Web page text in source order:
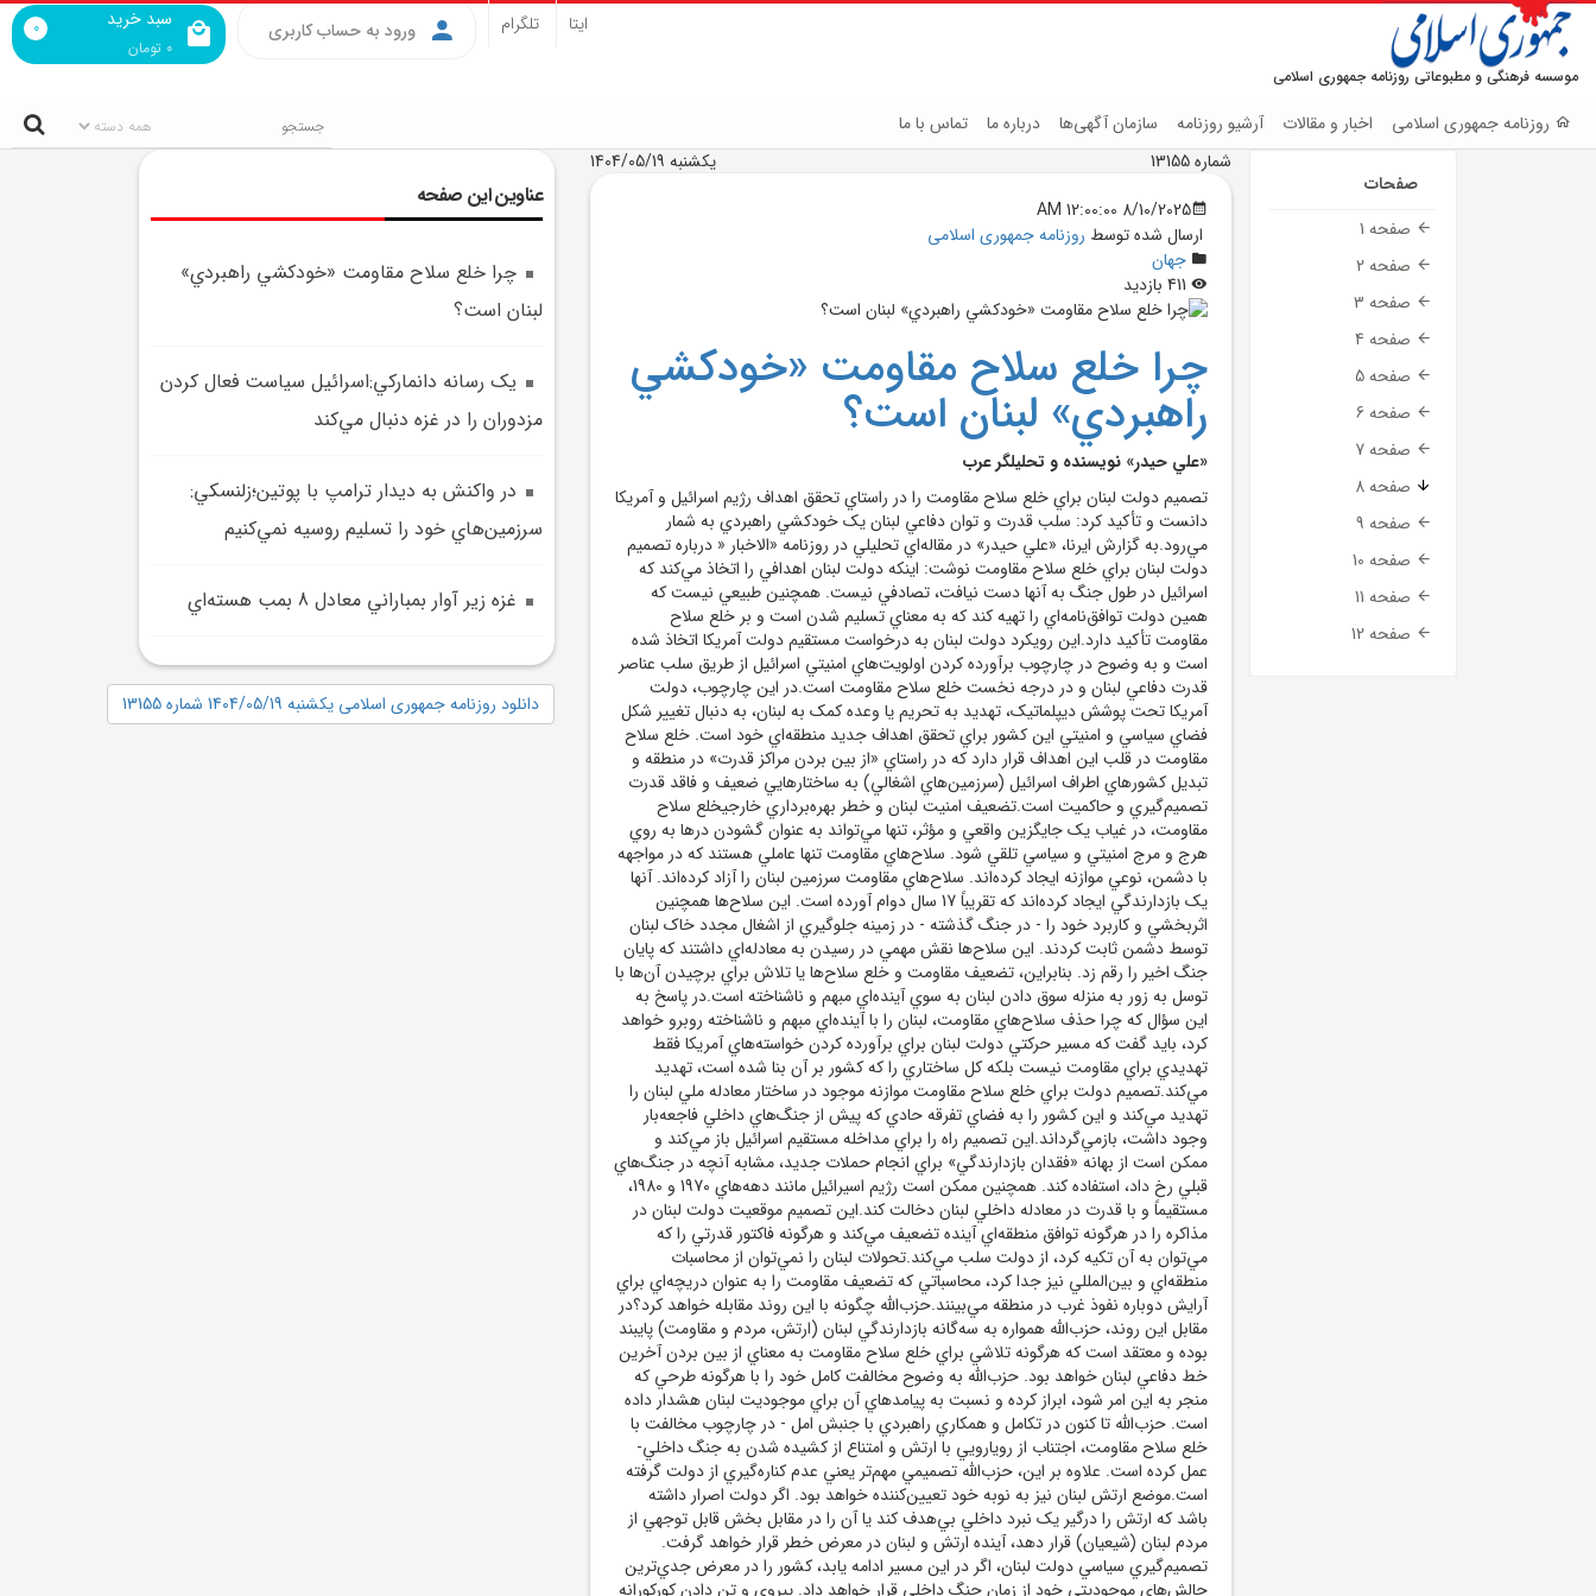
موسسه فرهنگی و مطبوعاتی روزنامه جمهوری اسلامی
سبد خرید
0 تومان
0 ورود به حساب کاربری ایتا تلگرام
روزنامه جمهوری اسلامی اخبار و مقالات آرشیو روزنامه سازمان آگهی‌ها درباره ما تماس با ما
صفحات
صفحه 1
صفحه 2
صفحه 3
صفحه 4
صفحه 5
صفحه 6
صفحه 7
صفحه 8
صفحه 9
صفحه 10
صفحه 11
صفحه 12
شماره 13155
یکشنبه 1404/05/19
8/10/2025 12:00:00 AM
ارسال شده توسط روزنامه جمهوری اسلامی
جهان
چرا خلع سلاح مقاومت «خودکشي
راهبردي» لبنان است؟
«علي حيدر» نويسنده و تحليلگر عرب
تصميم دولت لبنان براي خلع سلاح مقاومت را در راستاي تحقق اهداف رژيم اسرائيل و آمريکا
دانست و تأکيد کرد: سلب قدرت و توان دفاعي لبنان يک خودکشي راهبردي به شمار
مي‌رود.به گزارش ايرنا، «علي حيدر» در مقاله‌اي تحليلي در روزنامه «الاخبار « درباره تصميم
دولت لبنان براي خلع سلاح مقاومت نوشت: اينکه دولت لبنان اهدافي را اتخاذ مي‌کند که
اسرائيل در طول جنگ به آنها دست نيافت، تصادفي نيست. همچنين طبيعي نيست که
همين دولت توافق‌نامه‌اي را تهيه کند که به معناي تسليم شدن است و بر خلع سلاح
مقاومت تأکيد دارد.اين رويکرد دولت لبنان به درخواست مستقيم دولت آمريکا اتخاذ شده
است و به وضوح در چارچوب برآورده کردن اولويت‌هاي امنيتي اسرائيل از طريق سلب عناصر
قدرت دفاعي لبنان و در درجه نخست خلع سلاح مقاومت است.در اين چارچوب، دولت
آمريکا تحت پوشش ديپلماتيک، تهديد به تحريم يا وعده کمک به لبنان، به دنبال تغيير شکل
فضاي سياسي و امنيتي اين کشور براي تحقق اهداف جديد منطقه‌اي خود است. خلع سلاح
مقاومت در قلب اين اهداف قرار دارد که در راستاي «از بين بردن مراکز قدرت» در منطقه و
تبديل کشورهاي اطراف اسرائيل (سرزمين‌هاي اشغالي) به ساختارهايي ضعيف و فاقد قدرت
تصميم‌گيري و حاکميت است.تضعيف امنيت لبنان و خطر بهره‌برداري خارجيخلع سلاح
مقاومت، در غياب يک جايگزين واقعي و مؤثر، تنها مي‌تواند به عنوان گشودن درها به روي
هرج و مرج امنيتي و سياسي تلقي شود. سلاح‌هاي مقاومت تنها عاملي هستند که در مواجهه
با دشمن، نوعي موازنه ايجاد کرده‌اند. سلاح‌هاي مقاومت سرزمين لبنان را آزاد کرده‌اند. آنها
يک بازدارندگي ايجاد کرده‌اند که تقريباً 17 سال دوام آورده است. اين سلاح‌ها همچنين
اثربخشي و کاربرد خود را - در جنگ گذشته - در زمينه جلوگيري از اشغال مجدد خاک لبنان
توسط دشمن ثابت کردند. اين سلاح‌ها نقش مهمي در رسيدن به معادله‌اي داشتند که پايان
جنگ اخير را رقم زد. بنابراين، تضعيف مقاومت و خلع سلاح‌ها يا تلاش براي برچيدن آن‌ها با
توسل به زور به منزله سوق دادن لبنان به سوي آينده‌اي مبهم و ناشناخته است.در پاسخ به
اين سؤال که چرا حذف سلاح‌هاي مقاومت، لبنان را با آينده‌اي مبهم و ناشناخته روبرو خواهد
کرد، بايد گفت که مسير حرکتي دولت لبنان براي برآورده کردن خواسته‌هاي آمريکا فقط
تهديدي براي مقاومت نيست بلکه کل ساختاري را که کشور بر آن بنا شده است، تهديد
مي‌کند.تصميم دولت براي خلع سلاح مقاومت موازنه موجود در ساختار معادله ملي لبنان را
تهديد مي‌کند و اين کشور را به فضاي تفرقه حادي که پيش از جنگ‌هاي داخلي فاجعه‌بار
وجود داشت، بازمي‌گرداند.اين تصميم راه را براي مداخله مستقيم اسرائيل باز مي‌کند و
ممکن است از بهانه «فقدان بازدارندگي» براي انجام حملات جديد، مشابه آنچه در جنگ‌هاي
قبلي رخ داد، استفاده کند. همچنين ممکن است رژيم اسيرائيل مانند دهه‌هاي 1970 و 1980،
مستقيماً و با قدرت در معادله داخلي لبنان دخالت کند.اين تصميم موقعيت دولت لبنان در
مذاکره را در هرگونه توافق منطقه‌اي آينده تضعيف مي‌کند و هرگونه فاکتور قدرتي را که
مي‌توان به آن تکيه کرد، از دولت سلب مي‌کند.تحولات لبنان را نمي‌توان از محاسبات
منطقه‌اي و بين‌المللي نيز جدا کرد، محاسباتي که تضعيف مقاومت را به عنوان دريچه‌اي براي
آرايش دوباره نفوذ غرب در منطقه مي‌بينند.حزب‌الله چگونه با اين روند مقابله خواهد کرد؟در
مقابل اين روند، حزب‌الله همواره به سه‌گانه بازدارندگي لبنان (ارتش، مردم و مقاومت) پايبند
بوده و معتقد است که هرگونه تلاشي براي خلع سلاح مقاومت به معناي از بين بردن آخرين
خط دفاعي لبنان خواهد بود. حزب‌الله به وضوح مخالفت کامل خود را با هرگونه طرحي که
منجر به اين امر شود، ابراز کرده و نسبت به پيامدهاي آن براي موجوديت لبنان هشدار داده
است. حزب‌الله تا کنون در تکامل و همکاري راهبردي با جنبش امل - در چارچوب مخالفت با
خلع سلاح مقاومت، اجتناب از رويارويي با ارتش و امتناع از کشيده شدن به جنگ داخلي-
عمل کرده است. علاوه بر اين، حزب‌الله تصميمي مهم‌تر يعني عدم کناره‌گيري از دولت گرفته
است.موضع ارتش لبنان نيز به نوبه خود تعيين‌کننده خواهد بود. اگر دولت اصرار داشته
باشد که ارتش را درگير يک نبرد داخلي بي‌هدف کند يا آن را در مقابل بخش قابل توجهي از
مردم لبنان (شيعيان) قرار دهد، آينده ارتش و لبنان در معرض خطر قرار خواهد گرفت.
تصميم‌گيري سياسي دولت لبنان، اگر در اين مسير ادامه يابد، کشور را در معرض جدي‌ترين
چالش‌هاي موجوديتي خود از زمان جنگ داخلي قرار خواهد داد. پيروي و تن دادن کورکورانه
عناوین این صفحه
چرا خلع سلاح مقاومت «خودکشي راهبردي»
لبنان است؟
يک رسانه دانمارکي:اسرائيل سياست فعال کردن
مزدوران را در غزه دنبال مي‌کند
در واکنش به ديدار ترامپ با پوتين؛زلنسکي:
سرزمين‌هاي خود را تسليم روسيه نمي‌کنيم
غزه زير آوار بمباراني معادل 8 بمب هسته‌اي
دانلود روزنامه جمهوری اسلامی یکشنبه 1404/05/19 شماره 13155